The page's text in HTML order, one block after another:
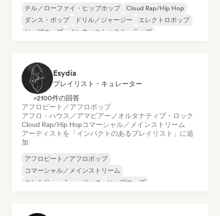
チル／ローファイ・ヒップホップ
Cloud Rap/Hip Hop
ダンス・ポップ
ドリル／ジャージー
エレクトロポップ
ヒップホップ
インターナショナル・ラップ
Esydia
プレイリスト・キュレーター
>2100件の回答
アフロビート／アフロポップ
アフロ・ハウス／アマピアーノ オルタナティブ・ロック
Cloud Rap/Hip Hopコマーシャル／メインストリーム
アーティストを「インパクトのあるプレイリスト」に追
加
アフロビート／アフロポップ
コマーシャル／メインストリーム
カントリー・ミュージック
ヒップホップ